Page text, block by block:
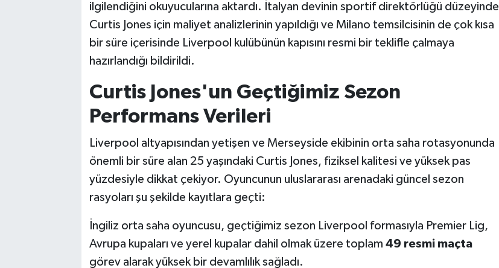
ilgilendiğini okuyucularına aktardı. İtalyan devinin sportif direktörlüğü düzeyinde
Curtis Jones için maliyet analizlerinin yapıldığı ve Milano temsilcisinin de çok kısa
bir süre içerisinde Liverpool kulübünün kapısını resmi bir teklifle çalmaya
hazırlandığı bildirildi.
Curtis Jones'un Geçtiğimiz Sezon
Performans Verileri
Liverpool altyapısından yetişen ve Merseyside ekibinin orta saha rotasyonunda
önemli bir süre alan 25 yaşındaki Curtis Jones, fiziksel kalitesi ve yüksek pas
yüzdesiyle dikkat çekiyor. Oyuncunun uluslararası arenadaki güncel sezon
rasyoları şu şekilde kayıtlara geçti:
İngiliz orta saha oyuncusu, geçtiğimiz sezon Liverpool formasıyla Premier Lig,
Avrupa kupaları ve yerel kupalar dahil olmak üzere toplam 49 resmi maçta
görev alarak yüksek bir devamlılık sağladı.